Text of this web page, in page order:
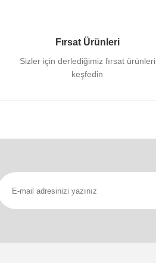
Fırsat Ürünleri
Sizler için derlediğimiz fırsat ürünleri
keşfedin